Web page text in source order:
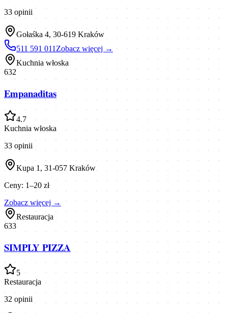
33 opinii
Gołaśka 4, 30-619 Kraków
511 591 011Zobacz więcej →
Kuchnia włoska
632
Empanaditas
4.7
Kuchnia włoska
33 opinii
Kupa 1, 31-057 Kraków
Ceny: 1–20 zł
Zobacz więcej →
Restauracja
633
SIMPLY PIZZA
5
Restauracja
32 opinii